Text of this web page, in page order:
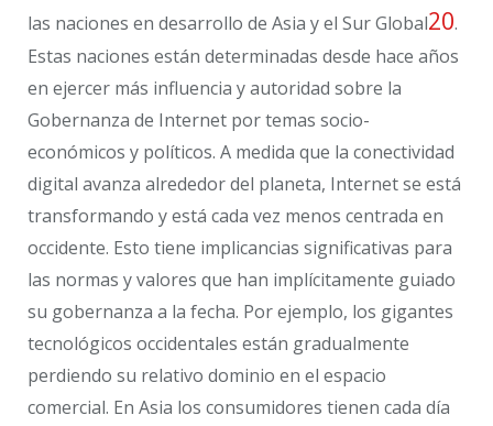
las naciones en desarrollo de Asia y el Sur Global20.
Estas naciones están determinadas desde hace años
en ejercer más influencia y autoridad sobre la
Gobernanza de Internet por temas socio-
económicos y políticos. A medida que la conectividad
digital avanza alrededor del planeta, Internet se está
transformando y está cada vez menos centrada en
occidente. Esto tiene implicancias significativas para
las normas y valores que han implícitamente guiado
su gobernanza a la fecha. Por ejemplo, los gigantes
tecnológicos occidentales están gradualmente
perdiendo su relativo dominio en el espacio
comercial. En Asia los consumidores tienen cada día